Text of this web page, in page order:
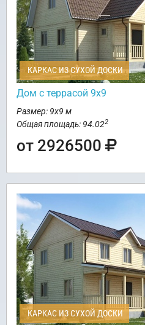
КАРКАС ИЗ СУХОЙ ДОСКИ
Дом с террасой 9х9
Размер: 9х9 м
Общая площадь: 94.022
от 2926500
КАРКАС ИЗ СУХОЙ ДОСКИ